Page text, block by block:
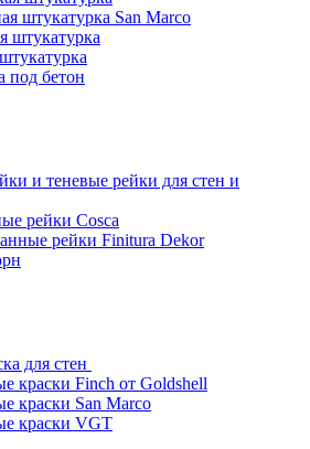
штукатурка San Marco
штукатурка
под бетон
и теневые рейки для стен и
рейки Cosca
рейки Finitura Dekor
для стен
краски Finch от Goldshell
краски San Marco
краски VGT